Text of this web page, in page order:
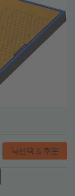
선택 & 주문